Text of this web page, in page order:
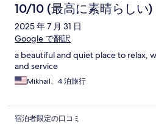
10/10 (最高に素晴らしい)
2025 年 7 月 31 日
Google で翻訳
a beautiful and quiet place to relax,
and service
Mikhail、4 泊旅行
宿泊者限定の口コミ